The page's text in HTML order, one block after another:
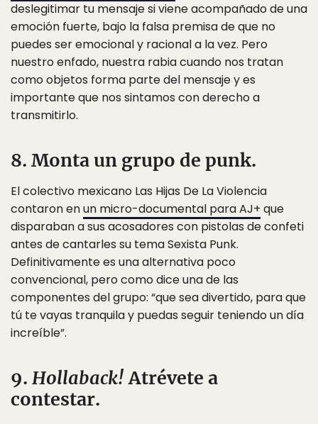
deslegitimar tu mensaje si viene acompañado de una
emoción fuerte, bajo la falsa premisa de que no
puedes ser emocional y racional a la vez. Pero
nuestro enfado, nuestra rabia cuando nos tratan
como objetos forma parte del mensaje y es
importante que nos sintamos con derecho a
transmitirlo.
8. Monta un grupo de punk.
El colectivo mexicano Las Hijas De La Violencia
contaron enun micro-documental para AJ+ que
disparaban a sus acosadores con pistolas de confeti
antes de cantarles su tema Sexista Punk.
Definitivamente es una alternativa poco
convencional, pero como dice una de las
componentes del grupo: “que sea divertido, para que
tú te vayas tranquila y puedas seguir teniendo un día
increíble”.
9. Hollaback!Atrévete a
contestar.